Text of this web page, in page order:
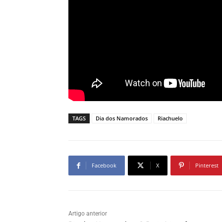
TAGS Dia dos Namorados Riachuelo
Facebook X Pinterest
Artigo anterior